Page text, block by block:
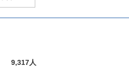
9,317人